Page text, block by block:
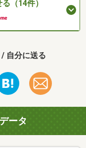
（14件）
自分に送る
ータ